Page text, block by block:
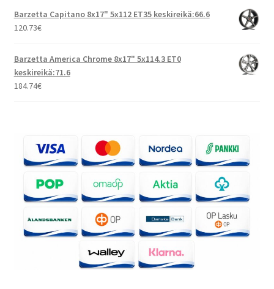
Barzetta Capitano 8x17" 5x112 ET35 keskireikä:66.6
120.73€
Barzetta America Chrome 8x17" 5x114.3 ET0
keskireikä:71.6
184.74€